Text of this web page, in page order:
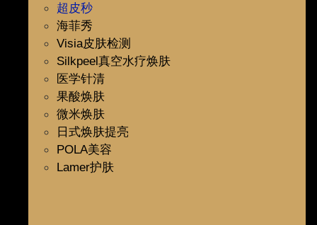
超皮秒
海菲秀
Visia皮肤检测
Silkpeel真空水疗焕肤
医学针清
果酸焕肤
微米焕肤
日式焕肤提亮
POLA美容
Lamer护肤